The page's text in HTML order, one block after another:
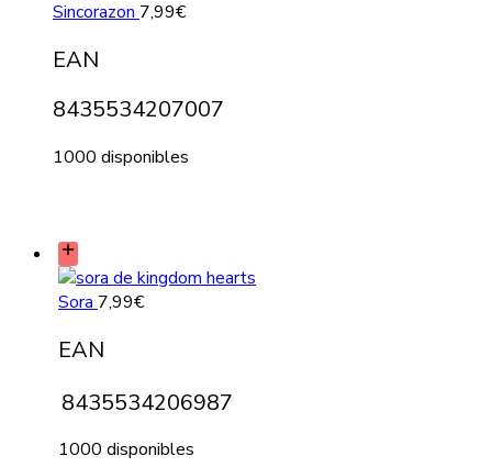
Sincorazon 7,99€
EAN
8435534207007
1000 disponibles
Sora 7,99€
EAN
8435534206987
1000 disponibles